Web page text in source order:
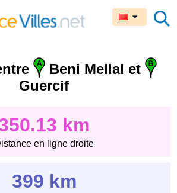
Beni Mellal et
Guercif
km
en ligne droite
399 km